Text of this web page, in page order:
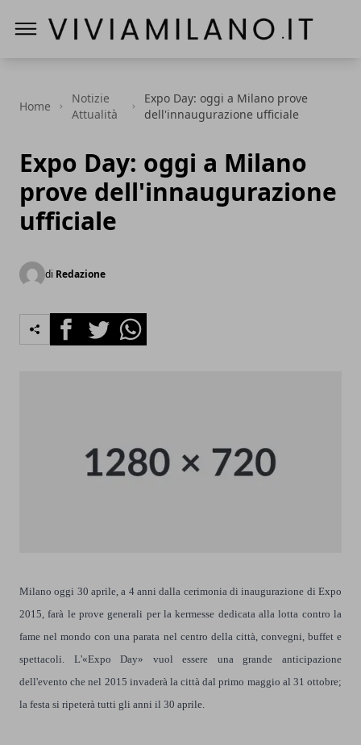
Home
Notizie
Attualità
Expo Day: oggi a Milano prove
dell'innaugurazione ufficiale
Expo Day: oggi a Milano
prove dell'innaugurazione
ufficiale
di Redazione
FacebookTwitterWhatsapp
Milano oggi 30 aprile, a 4 anni dalla cerimonia di inaugurazione di Expo
2015, farà le prove generali per la kermesse dedicata alla lotta contro la
fame nel mondo con una parata nel centro della città, convegni, buffet e
spettacoli. L'«Expo Day» vuol essere una grande anticipazione
dell'evento che nel 2015 invaderà la città dal primo maggio al 31 ottobre;
la festa si ripeterà tutti gli anni il 30 aprile.